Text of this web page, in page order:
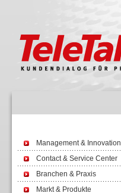
Management & Innovation
Contact & Service Center
Branchen & Praxis
Markt & Produkte